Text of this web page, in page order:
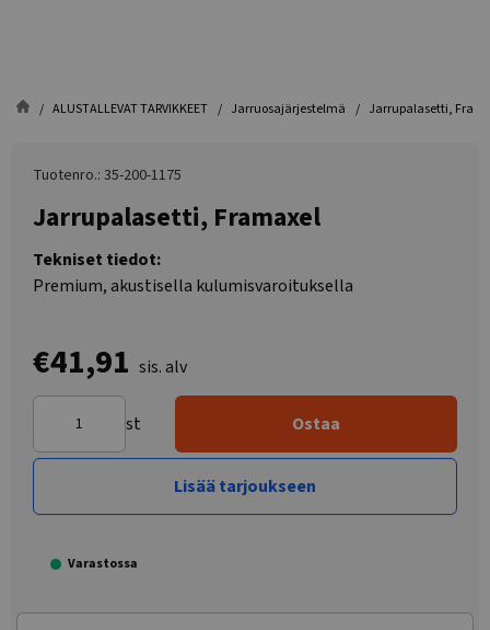
ALUSTALLEVAT TARVIKKEET Jarruosajärjestelmä Jarrupalasetti,
Tuotenro.: 35-200-1175
Jarrupalasetti, Framaxel
Tekniset tiedot:
Premium, akustisella kulumisvaroituksella
€41,91 sis. alv
st Ostaa
Lisää tarjoukseen
Varastossa